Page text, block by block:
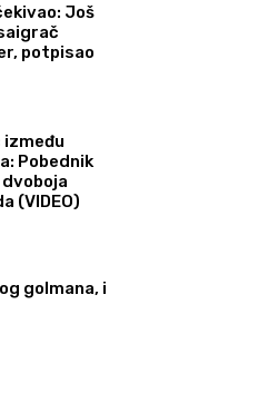
Još
potpisao
između
Pobednik
(VIDEO)
golmana, i